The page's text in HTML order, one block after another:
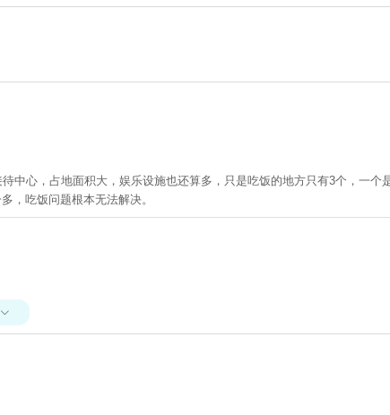
心，占地面积大，娱乐设施也还算多，只是吃饭的地方只有3个，一个
，吃饭问题根本无法解决。
